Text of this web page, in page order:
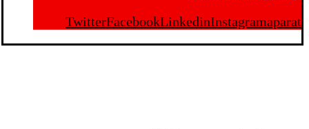
TwitterFacebookLinkedinInstagramaparat